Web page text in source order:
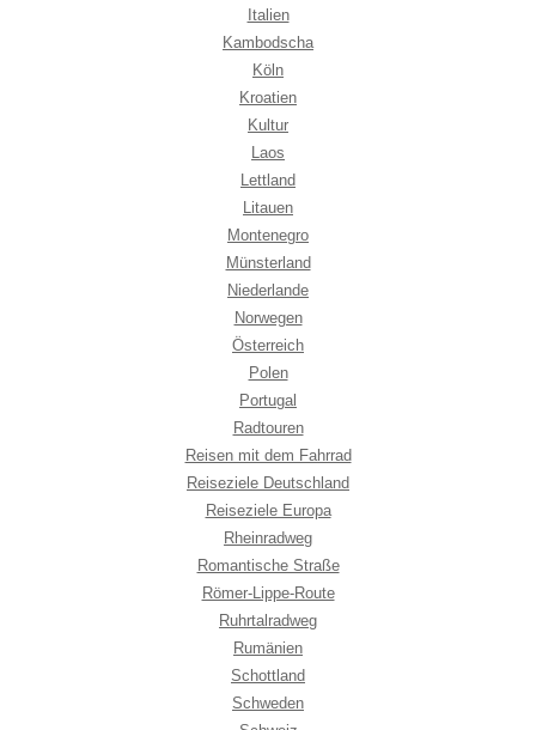
Italien
Kambodscha
Köln
Kroatien
Kultur
Laos
Lettland
Litauen
Montenegro
Münsterland
Niederlande
Norwegen
Österreich
Polen
Portugal
Radtouren
Reisen mit dem Fahrrad
Reiseziele Deutschland
Reiseziele Europa
Rheinradweg
Romantische Straße
Römer-Lippe-Route
Ruhrtalradweg
Rumänien
Schottland
Schweden